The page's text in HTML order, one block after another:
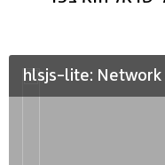
hlsjs-lite: